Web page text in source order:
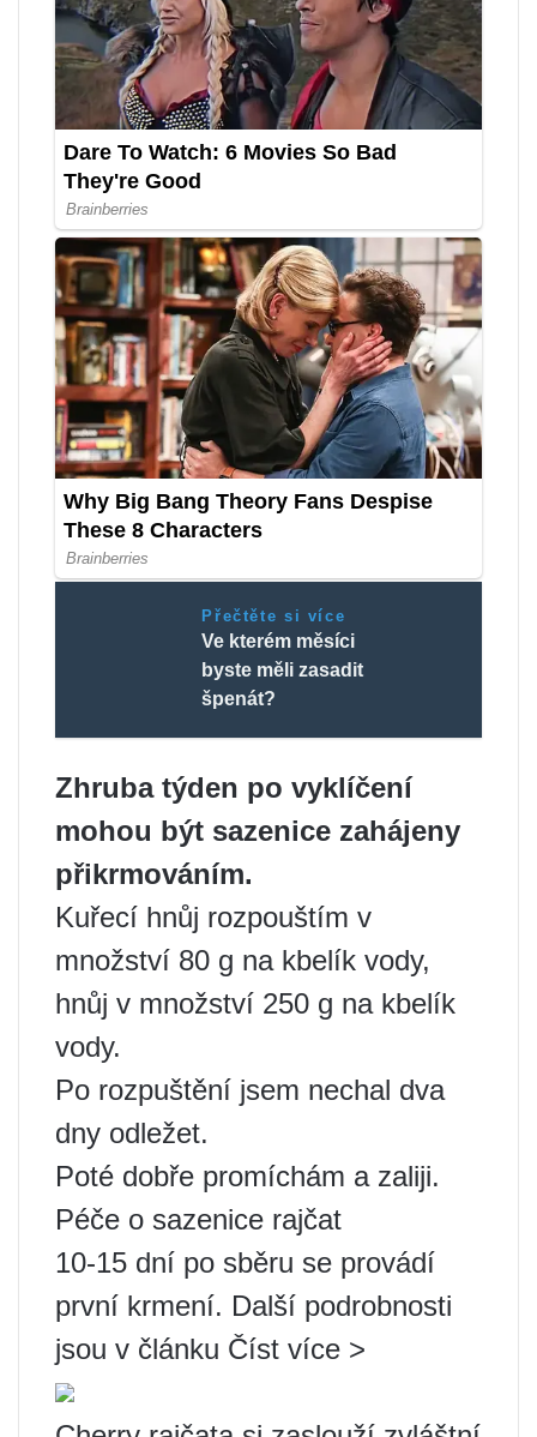
Přečtěte si více
Ve kterém měsíci
byste měli zasadit
špenát?
Zhruba týden po vyklíčení
mohou být sazenice zahájeny
přikrmováním.
Kuřecí hnůj rozpouštím v
množství 80 g na kbelík vody,
hnůj v množství 250 g na kbelík
vody.
Po rozpuštění jsem nechal dva
dny odležet.
Poté dobře promíchám a zaliji.
Péče o sazenice rajčat
10-15 dní po sběru se provádí
první krmení. Další podrobnosti
jsou v článku Číst více >